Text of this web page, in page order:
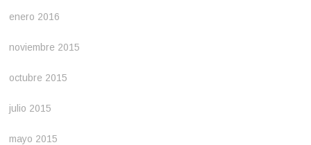
enero 2016
noviembre 2015
octubre 2015
julio 2015
mayo 2015